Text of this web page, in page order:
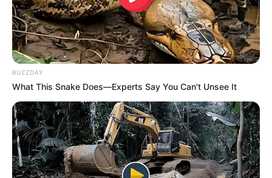
BUZZDAY
What This Snake Does—Experts Say You Can't Unsee It